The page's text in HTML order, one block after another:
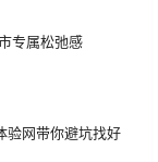
专属松弛感
验网带你避坑找好